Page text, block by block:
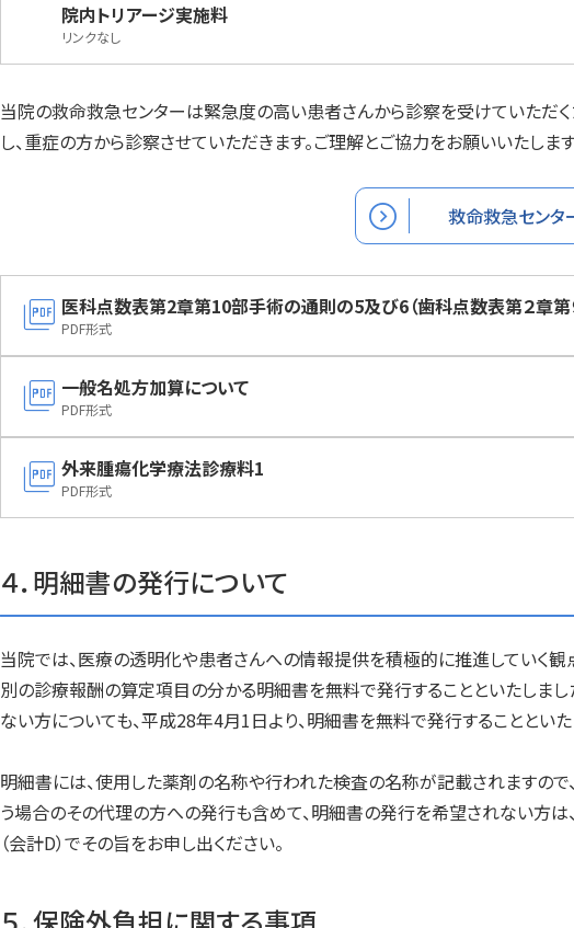
院内トリアージ実施料
リンクなし
当院の救命救急センターは緊急度の高い患者さんから診察を受けていただく
し、重症の方から診察させていただきます。ご理解とご協力をお願いいたします
expand_circle_right 救命救急センタ
picture_as_pdf 医科点数表第2章第10部手術の通則の5及び6（歯科点数表第２章
PDF形式
picture_as_pdf 一般名処方加算について
PDF形式
picture_as_pdf 外来腫瘍化学療法診療料1
PDF形式
４．明細書の発行について
当院では、医療の透明化や患者さんへの情報提供を積極的に推進していく観
別の診療報酬の算定項目の分かる明細書を無料で発行することといたしま
ない方についても、平成28年4月1日より、明細書を無料で発行することといた
明細書には、使用した薬剤の名称や行われた検査の名称が記載されますので
う場合のその代理の方への発行も含めて、明細書の発行を希望されない方は
（会計D）でその旨をお申し出ください。